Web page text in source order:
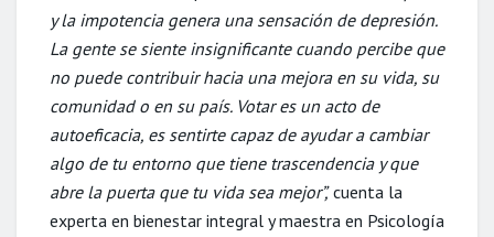
y la impotencia genera una sensación de depresión.
La gente se siente insignificante cuando percibe que
no puede contribuir hacia una mejora en su vida, su
comunidad o en su país. Votar es un acto de
autoeficacia, es sentirte capaz de ayudar a cambiar
algo de tu entorno que tiene trascendencia y que
abre la puerta que tu vida sea mejor”,cuenta la
experta en bienestar integral y maestra en Psicología